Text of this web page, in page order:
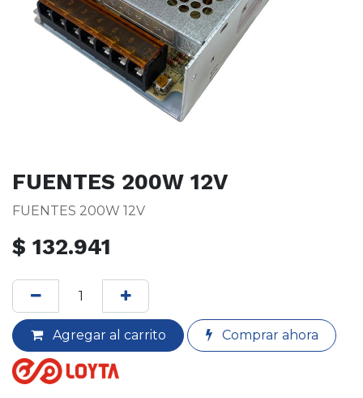
FUENTES 200W 12V
FUENTES 200W 12V
$ 132.941
Agregar al carrito Comprar ahora